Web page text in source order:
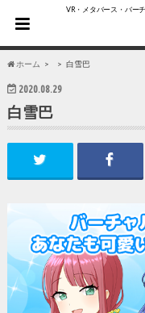
VR・メタバース・バー
ホーム 白雪巴
2020.08.29
白雪巴